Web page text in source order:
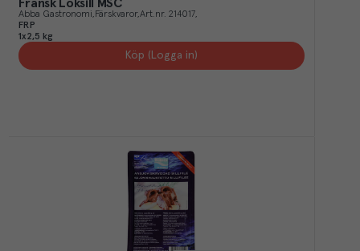
Fransk Löksill MSC
Abba Gastronomi Färskvaror Art.nr. 214017
FRP
1x2,5 kg
Köp (Logga in)